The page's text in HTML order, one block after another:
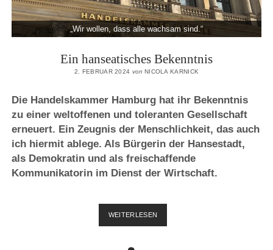
„Wir wollen, dass alle wachsam sind.“
Ein hanseatisches Bekenntnis
2. FEBRUAR 2024 von NICOLA KARNICK
Die Handelskammer Hamburg hat ihr Bekenntnis
zu einer weltoffenen und toleranten Gesellschaft
erneuert. Ein Zeugnis der Menschlichkeit, das auch
ich hiermit ablege. Als Bürgerin der Hansestadt,
als Demokratin und als freischaffende
Kommunikatorin im Dienst der Wirtschaft.
WEITERLESEN
HANSEATISCHES